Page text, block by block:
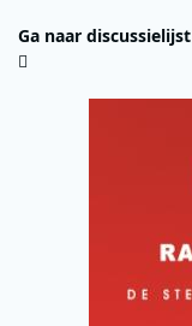
Ga naar discussielijst